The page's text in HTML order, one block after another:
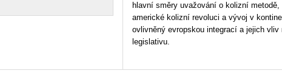
hlavní směry uvažování o kolizní
americké kolizní revoluci a vývoj v
ovlivněný evropskou integrací a jejich vliv
legislativu.